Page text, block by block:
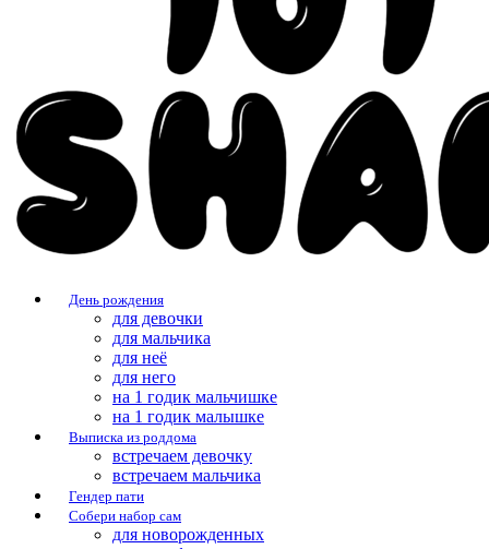
День рождения
для девочки
для мальчика
для неё
для него
на 1 годик мальчишке
на 1 годик малышке
Выписка из роддома
встречаем девочку
встречаем мальчика
Гендер пати
Собери набор сам
для новорожденных